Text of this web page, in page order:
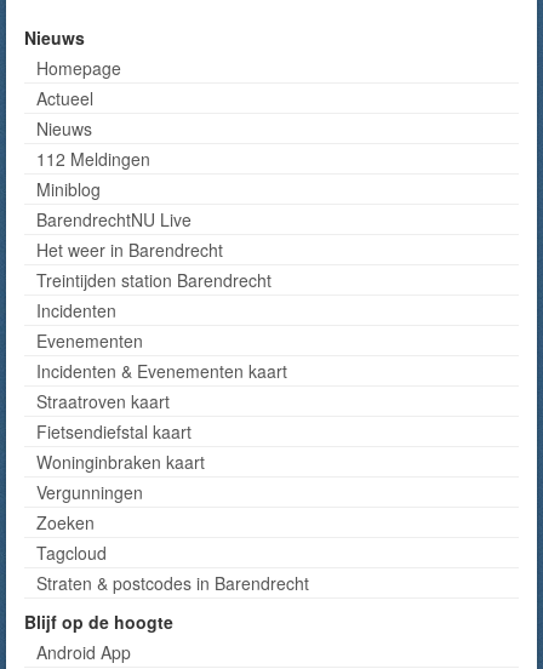
Nieuws
Homepage
Actueel
Nieuws
112 Meldingen
Miniblog
BarendrechtNU Live
Het weer in Barendrecht
Treintijden station Barendrecht
Incidenten
Evenementen
Incidenten & Evenementen kaart
Straatroven kaart
Fietsendiefstal kaart
Woninginbraken kaart
Vergunningen
Zoeken
Tagcloud
Straten & postcodes in Barendrecht
Blijf op de hoogte
Android App